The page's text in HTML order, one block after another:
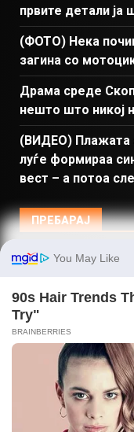
првите детали ја
(ФОТО) Нека
загина со
Драма среде
нешто што никој
(ВИДЕО) Плажата
луѓе формираа
вест – а потоа
ПРЕБАРАЈ
Македонија
© Copyright